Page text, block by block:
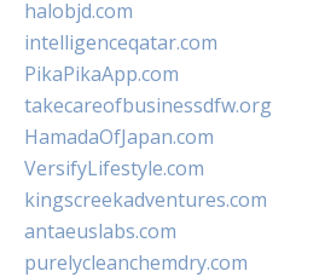
halobjd.com
intelligenceqatar.com
PikaPikaApp.com
takecareofbusinessdfw.org
HamadaOfJapan.com
VersifyLifestyle.com
kingscreekadventures.com
antaeuslabs.com
purelycleanchemdry.com